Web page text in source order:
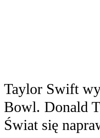
Taylor Swift
Bowl. Donald
Świat się